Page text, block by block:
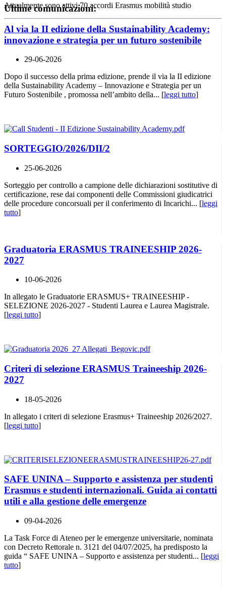
Attualmente sono attivi 70 accordi Erasmus mobilità studio
Ultime comunicazioni:
Al via la II edizione della Sustainability Academy:
innovazione e strategia per un futuro sostenibile
29-06-2026
Dopo il successo della prima edizione, prende il via la II edizione
della Sustainability Academy – Innovazione e Strategia per un
Futuro Sostenibile , promossa nell’ambito della... [leggi tutto]
SORTEGGIO/2026/DII/2
25-06-2026
Sorteggio per controllo a campione delle dichiarazioni sostitutive di
certificazione, rese dai componenti delle Commissioni giudicatrici
delle procedure concorsuali per il conferimento di Incarichi... [leggi
tutto]
Graduatoria ERASMUS TRAINEESHIP 2026-
2027
10-06-2026
In allegato le Graduatorie ERASMUS+ TRAINEESHIP -
SELEZIONE 2026-2027 - Studenti Laurea e Laurea Magistrale.
[leggi tutto]
Criteri di selezione ERASMUS Traineeship 2026-
2027
18-05-2026
In allegato i criteri di selezione Erasmus+ Traineeship 2026/2027.
[leggi tutto]
SAFE UNINA – Supporto e assistenza per studenti
Erasmus e studenti internazionali. Guida ai contatti
utili e alla gestione delle emergenze
09-04-2026
La Task Force di Ateneo per le emergenze universitarie, nominata
con Decreto Rettorale n. 3121 del 04/07/2025, ha predisposto la
guida “ SAFE UNINA – Supporto e assistenza per studenti... [leggi
tutto]